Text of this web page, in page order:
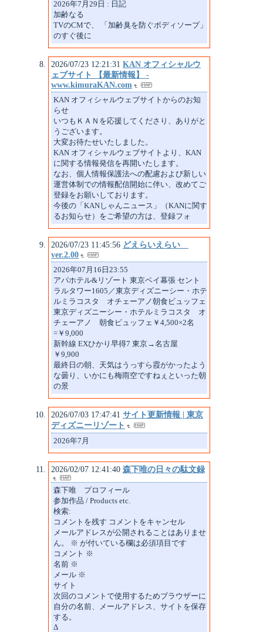
2026年7月29日 : 日記
加齢なる
TVのCMで、 「加齢臭を防ぐボディソープ」
のすぐ後に
2026/07/23 12:21:31 KAN オフィシャルウ
ェブサイト 【最新情報】 -
www.kimuraKAN.com
KAN オフィシャルウェブサイトからのお知
らせ
いつもＫＡＮを応援してくださり、ありがと
うございます。
大変お待たせいたしました。
KAN オフィシャルウェブサイトより、KAN
に関する情報発信を再開いたします。
なお、個人情報保護法への配慮および新しい
運営体制での情報配信開始に伴い、改めてご
登録をお願いしております。
今後の「KANしゃんニュース」（KANに関す
るお知らせ）をご希望の方は、登録フォ
2026/07/23 11:45:56 どえらいえらい
ver.2.00
2026年07月16日23:55
アパホテル&リゾート 東京ベイ幕張 セント
ラルタワー1605／東京ディズニーシー・ホテ
ルミラコスタ オチェーアノ朝食ビュッフェ
東京ディズニーシー・ホテルミラコスタ オ
チェーアノ 朝食ビュッフェ￥4,500×2名
=￥9,000
新幹線 EXひかり早得7 東京→名古屋
￥9,900
最終日の朝、天気はうっすら霞がかったよう
な曇り、いかにも梅雨空ですねぇといった朝
の景
2026/07/03 17:47:41 サイト更新情報 | 東京
ディズニーリゾート
2026年7月
2026/02/07 12:41:40 森下唯の日々の駄文録
森下唯 プロフィール
参加作品 / Products etc.
検索:
コメントを残す コメントをキャンセル
メールアドレスが公開されることはありませ
ん。 ※ が付いている欄は必須項目です
コメント ※
名前 ※
メール ※
サイト
次回のコメントで使用するためブラウザーに
自分の名前、メールアドレス、サイトを保存
する。
Δ